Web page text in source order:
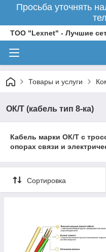
Просьба уточнять
ТОО "Lexnet" - Лучшие
Товары и услуги
ОК/Т (кабель тип 8-ка)
Кабель марки ОК/Т с
опорах связи и
Сортировка